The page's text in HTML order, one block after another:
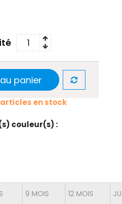
panier
en stock
couleur(s) :
9 MOIS 12 MOIS